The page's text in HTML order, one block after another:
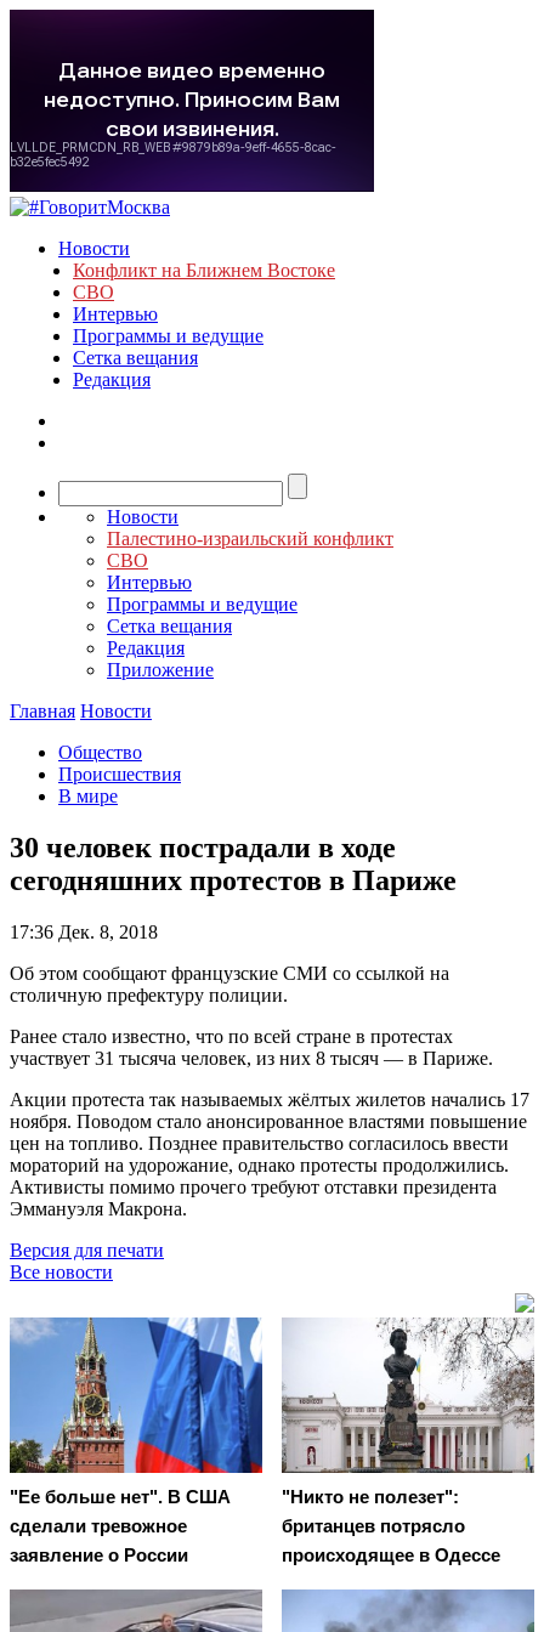
Новости
Конфликт на Ближнем Востоке
СВО
Интервью
Программы и ведущие
Сетка вещания
Редакция
Новости
Палестино-израильский конфликт
СВО
Интервью
Программы и ведущие
Сетка вещания
Редакция
Приложение
Главная Новости
Общество
Происшествия
В мире
30 человек пострадали в ходе
сегодняшних протестов в Париже
17:36 Дек. 8, 2018
Об этом сообщают французские СМИ со ссылкой на
столичную префектуру полиции.
Ранее стало известно, что по всей стране в протестах
участвует 31 тысяча человек, из них 8 тысяч — в Париже.
Акции протеста так называемых жёлтых жилетов начались 17
ноября. Поводом стало анонсированное властями повышение
цен на топливо. Позднее правительство согласилось ввести
мораторий на удорожание, однако протесты продолжились.
Активисты помимо прочего требуют отставки президента
Эммануэля Макрона.
Версия для печати
Все новости
"Ее больше нет". В США
сделали тревожное
заявление о России
"Никто не полезет":
британцев потрясло
происходящее в Одессе